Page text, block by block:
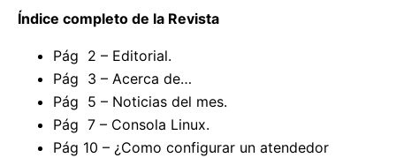
Índice completo de la Revista
Pág 2 – Editorial.
Pág 3 – Acerca de…
Pág 5 – Noticias del mes.
Pág 7 – Consola Linux.
Pág 10 – ¿Como configurar un atendedor